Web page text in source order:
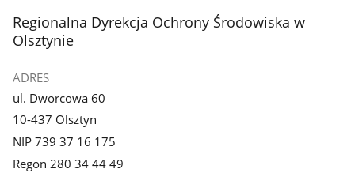
stopka
Regionalna Dyrekcja Ochrony Środowiska w
Olsztynie
ADRES
ul. Dworcowa 60
10-437 Olsztyn
NIP 739 37 16 175
Regon 280 34 44 49